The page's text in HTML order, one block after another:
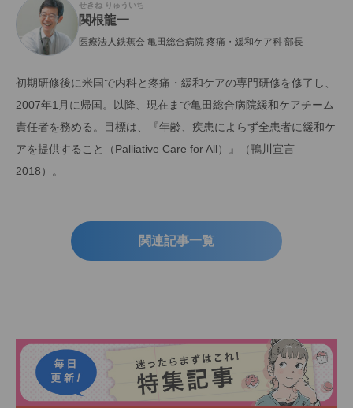
せきね りゅういち
関根龍一
医療法人鉄蕉会 亀田総合病院 疼痛・緩和ケア科 部長
初期研修後に米国で内科と疼痛・緩和ケアの専門研修を修了し、
2007年1月に帰国。以降、現在まで亀田総合病院緩和ケアチーム
責任者を務める。目標は、『年齢、疾患によらず全患者に緩和ケ
アを提供すること（Palliative Care for All）』（鴨川宣言
2018）。
関連記事一覧